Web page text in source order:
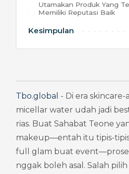
Utamakan Produk Yang
Memiliki Reputasi Baik
Kesimpulan
Tbo.global - Di era
micellar water udah jadi
rias. Buat Sahabat Teone
makeup—entah itu tipis-
full glam buat
nggak boleh asal. Salah